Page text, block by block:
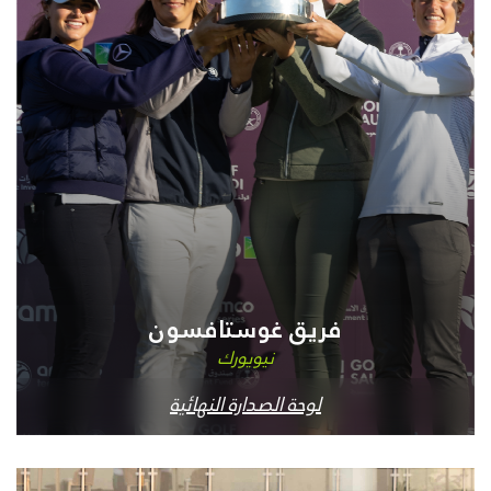
فريق غوستافسون
نيويورك
لوحة الصدارة النهائية